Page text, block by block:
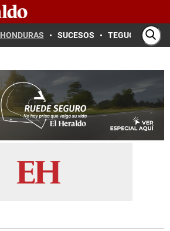
HONDURAS SUCESOS TEGUCIGALPA